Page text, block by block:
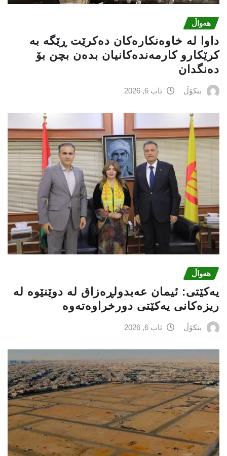
هەواڵ
داوا لە خاوەنکارەکان دەکرێت ڕێگە بە
کرێکارو کارمەندەکانیان بدەن بچن بۆ
دەنگدان
بنکۆڵ ئاب 6, 2026
هەواڵ
یه‌كێتی: ئیمان عه‌بدولڕه‌زاق له‌ دوێنێوه‌ له‌
ریزه‌كانی یه‌كێتی دورخراوه‌ته‌وه‌
بنکۆڵ ئاب 6, 2026